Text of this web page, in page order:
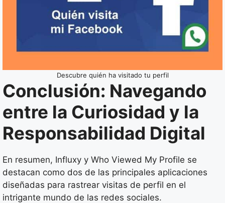
Descubre quién ha visitado tu perfil
Conclusión: Navegando
entre la Curiosidad y la
Responsabilidad Digital
En resumen, Influxy y Who Viewed My Profile se
destacan como dos de las principales aplicaciones
diseñadas para rastrear visitas de perfil en el
intrigante mundo de las redes sociales.